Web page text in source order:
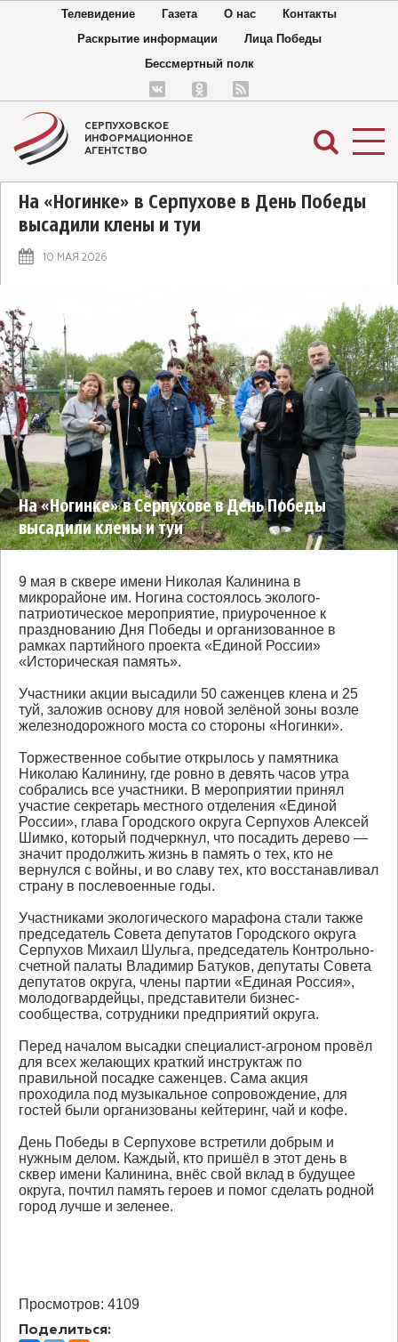
Телевидение Газета О нас
Контакты
Раскрытие информации
Лица Победы
Бессмертный полк
СЕРПУХОВСКОЕ
ИНФОРМАЦИОННОЕ
АГЕНТСТВО
На «Ногинке» в Серпухове в День Победы
высадили клены и туи
10 МАЯ 2026
На «Ногинке» в Серпухове в День Победы
высадили клены и туи
9 мая в сквере имени Николая Калинина в
микрорайоне им. Ногина состоялось эколого-
патриотическое мероприятие, приуроченное к
празднованию Дня Победы и организованное в
рамках партийного проекта «Единой России»
«Историческая память».
Участники акции высадили 50 саженцев клена и 25
туй, заложив основу для новой зелёной зоны возле
железнодорожного моста со стороны «Ногинки».
Торжественное событие открылось у памятника
Николаю Калинину, где ровно в девять часов утра
собрались все участники. В мероприятии принял
участие секретарь местного отделения «Единой
России», глава Городского округа Серпухов Алексей
Шимко, который подчеркнул, что посадить дерево —
значит продолжить жизнь в память о тех, кто не
вернулся с войны, и во славу тех, кто восстанавливал
страну в послевоенные годы.
Участниками экологического марафона стали также
председатель Совета депутатов Городского округа
Серпухов Михаил Шульга, председатель Контрольно-
счетной палаты Владимир Батуков, депутаты Совета
депутатов округа, члены партии «Единая Россия»,
молодогвардейцы, представители бизнес-
сообщества, сотрудники предприятий округа.
Перед началом высадки специалист-агроном провёл
для всех желающих краткий инструктаж по
правильной посадке саженцев. Сама акция
проходила под музыкальное сопровождение, для
гостей были организованы кейтеринг, чай и кофе.
День Победы в Серпухове встретили добрым и
нужным делом. Каждый, кто пришёл в этот день в
сквер имени Калинина, внёс свой вклад в будущее
округа, почтил память героев и помог сделать родной
город лучше и зеленее.
Просмотров: 4109
Поделиться: